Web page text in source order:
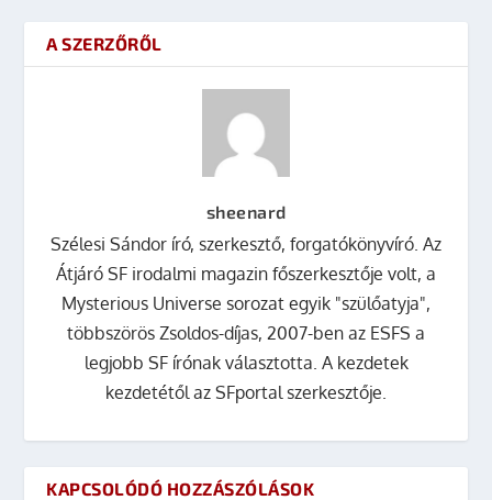
A SZERZŐRŐL
sheenard
Szélesi Sándor író, szerkesztő, forgatókönyvíró. Az
Átjáró SF irodalmi magazin főszerkesztője volt, a
Mysterious Universe sorozat egyik "szülőatyja",
többszörös Zsoldos-díjas, 2007-ben az ESFS a
legjobb SF írónak választotta. A kezdetek
kezdetétől az SFportal szerkesztője.
KAPCSOLÓDÓ HOZZÁSZÓLÁSOK